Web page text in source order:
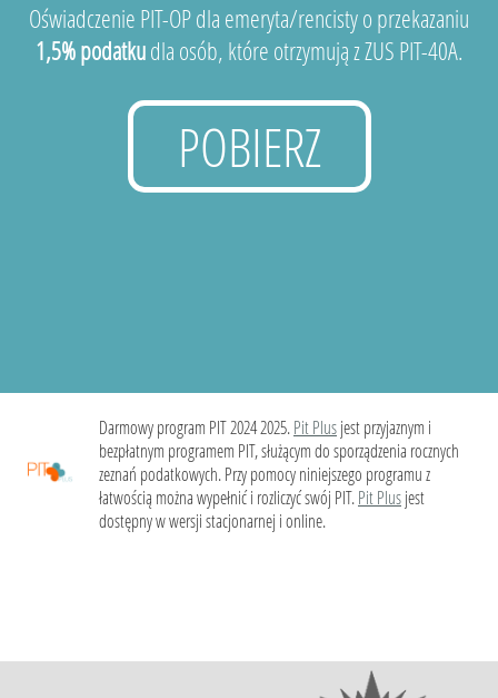
Oświadczenie PIT-OP dla emeryta/rencisty o przekazaniu
1,5% podatkudla osób, które otrzymują z ZUS PIT-40A.
POBIERZ
Darmowy program PIT 2024 2025.Pit Plusjest przyjaznym i
bezpłatnym programem PIT, służącym do sporządzenia rocznych
zeznań podatkowych. Przy pomocy niniejszego programu z
łatwością można wypełnić i rozliczyć swój PIT.Pit Plusjest
dostępny w wersji stacjonarnej i online.